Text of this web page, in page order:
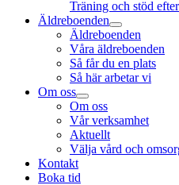
Träning och stöd
Äldreboenden
Äldreboenden
Våra äldreboenden
Så får du en plats
Så här arbetar vi
Om oss
Om oss
Vår verksamhet
Aktuellt
Välja vård och
Kontakt
Boka tid